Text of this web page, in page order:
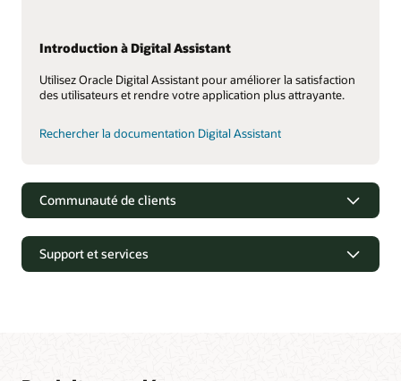
Introduction à Digital Assistant
Utilisez Oracle Digital Assistant pour améliorer la satisfaction
des utilisateurs et rendre votre application plus attrayante.
Rechercher la documentation Digital Assistant
Communauté de clients
Support et services